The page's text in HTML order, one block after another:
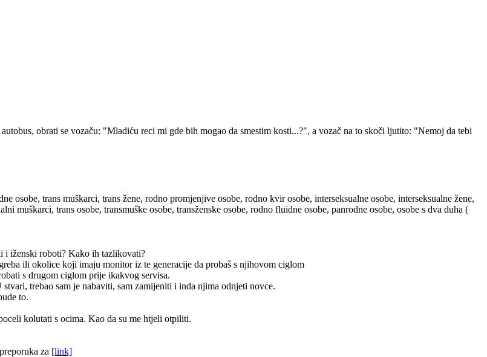
obrati se vozaču: "Mladiću reci mi gde bih mogao da smestim kosti...?", a vozač na to skoči ljutito: "Nemoj da tebi
osobe, trans muškarci, trans žene, rodno promjenjive osobe, rodno kvir osobe, interseksualne osobe, interseksualne žene,
muškarci, trans osobe, transmuške osobe, transženske osobe, rodno fluidne osobe, panrodne osobe, osobe s dva duha (
i iženski roboti? Kako ih tazlikovati?
ili okolice koji imaju monitor iz te generacije da probaš s njihovom ciglom
s drugom ciglom prije ikakvog servisa.
trebao sam je nabaviti, sam zamijeniti i inda njima odnjeti novce.
to.
kolutati s ocima. Kao da su me htjeli otpiliti.
za [link]